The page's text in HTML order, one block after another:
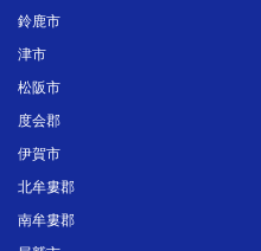
鈴鹿市
津市
松阪市
度会郡
伊賀市
北牟婁郡
南牟婁郡